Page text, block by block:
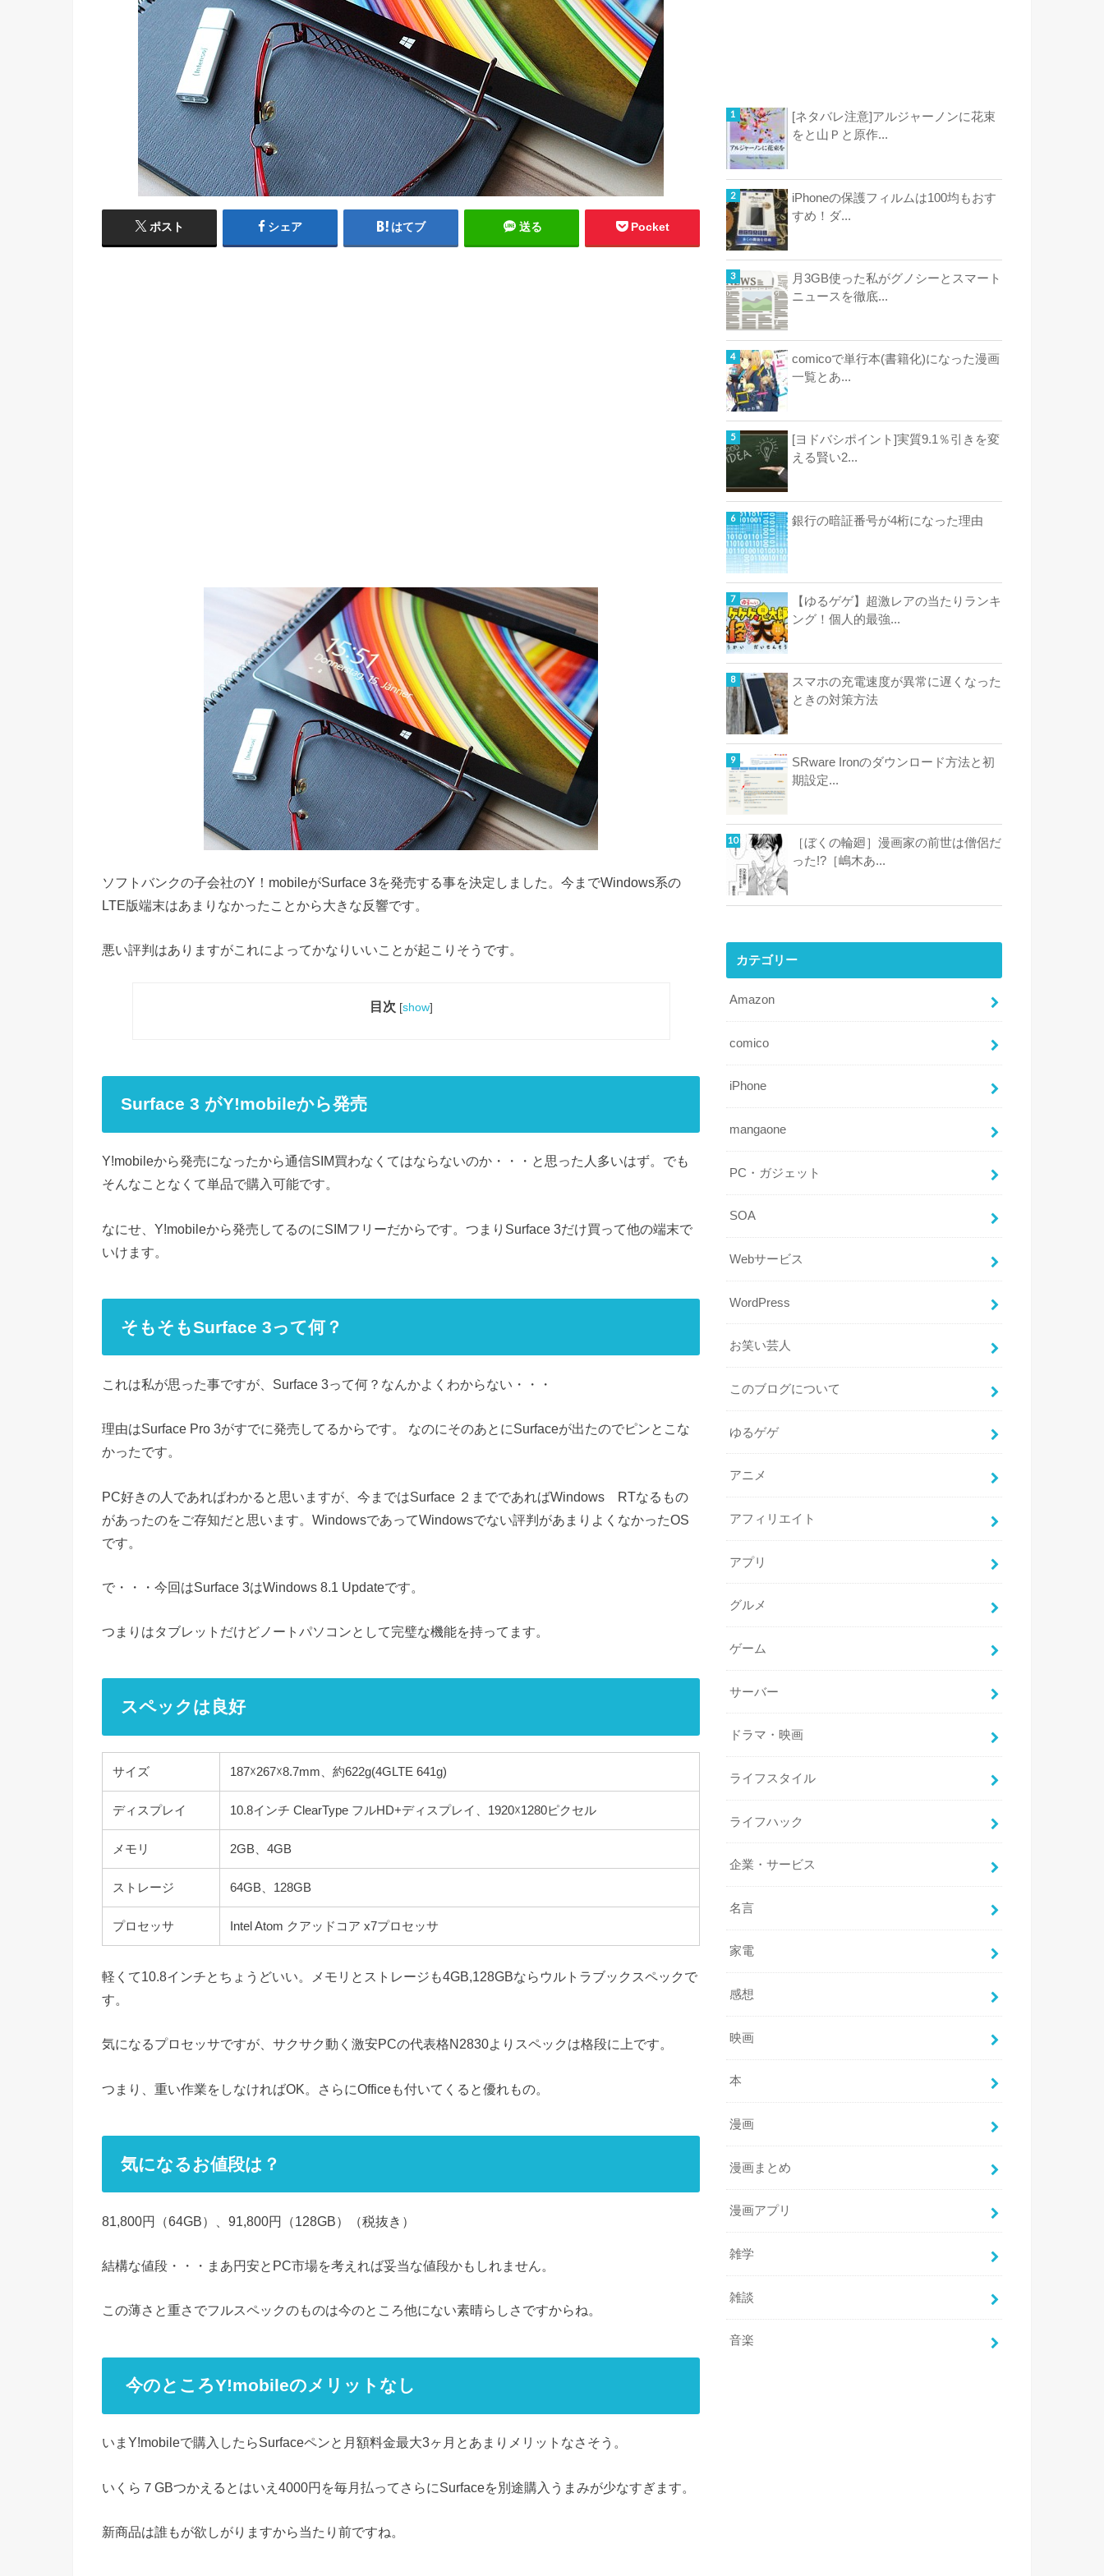
ポスト シェア はてブ 送る Pocket
ソフトバンクの子会社のY！mobileがSurface 3を発売する事を決定しました。今までWindows系の
LTE版端末はあまりなかったことから大きな反響です。
悪い評判はありますがこれによってかなりいいことが起こりそうです。
目次 [show]
Surface 3 がY!mobileから発売
Y!mobileから発売になったから通信SIM買わなくてはならないのか・・・と思った人多いはず。でも
そんなことなくて単品で購入可能です。
なにせ、Y!mobileから発売してるのにSIMフリーだからです。つまりSurface 3だけ買って他の端末で
いけます。
そもそもSurface 3って何？
これは私が思った事ですが、Surface 3って何？なんかよくわからない・・・
理由はSurface Pro 3がすでに発売してるからです。 なのにそのあとにSurfaceが出たのでピンとこな
かったです。
PC好きの人であればわかると思いますが、今まではSurface ２までであればWindows RTなるもの
があったのをご存知だと思います。WindowsであってWindowsでない評判があまりよくなかったOS
です。
で・・・今回はSurface 3はWindows 8.1 Updateです。
つまりはタブレットだけどノートパソコンとして完璧な機能を持ってます。
スペックは良好
サイズ 187☓267☓8.7mm、約622g(4GLTE 641g)
ディスプレイ 10.8インチ ClearType フルHD+ディスプレイ、1920☓1280ピクセル
メモリ 2GB、4GB
ストレージ 64GB、128GB
プロセッサ Intel Atom クアッドコア x7プロセッサ
軽くて10.8インチとちょうどいい。メモリとストレージも4GB,128GBならウルトラブックスペックで
す。
気になるプロセッサですが、サクサク動く激安PCの代表格N2830よりスペックは格段に上です。
つまり、重い作業をしなければOK。さらにOfficeも付いてくると優れもの。
気になるお値段は？
81,800円（64GB）、91,800円（128GB）（税抜き）
結構な値段・・・まあ円安とPC市場を考えれば妥当な値段かもしれません。
この薄さと重さでフルスペックのものは今のところ他にない素晴らしさですからね。
今のところY!mobileのメリットなし
いまY!mobileで購入したらSurfaceペンと月額料金最大3ヶ月とあまりメリットなさそう。
いくら７GBつかえるとはいえ4000円を毎月払ってさらにSurfaceを別途購入うまみが少なすぎます。
新商品は誰もが欲しがりますから当たり前ですね。
[ネタバレ注意]アルジャーノンに花束
をと山Ｐと原作...
iPhoneの保護フィルムは100均もおす
すめ！ダ...
月3GB使った私がグノシーとスマート
ニュースを徹底...
comicoで単行本(書籍化)になった漫画
一覧とあ...
[ヨドバシポイント]実質9.1％引きを変
える賢い2...
銀行の暗証番号が4桁になった理由
【ゆるゲゲ】超激レアの当たりランキ
ング！個人的最強...
スマホの充電速度が異常に遅くなった
ときの対策方法
SRware Ironのダウンロード方法と初
期設定...
［ぼくの輪廻］漫画家の前世は僧侶だ
った!?［嶋木あ...
カテゴリー
Amazon
comico
iPhone
mangaone
PC・ガジェット
SOA
Webサービス
WordPress
お笑い芸人
このブログについて
ゆるゲゲ
アニメ
アフィリエイト
アプリ
グルメ
ゲーム
サーバー
ドラマ・映画
ライフスタイル
ライフハック
企業・サービス
名言
家電
感想
映画
本
漫画
漫画まとめ
漫画アプリ
雑学
雑談
音楽